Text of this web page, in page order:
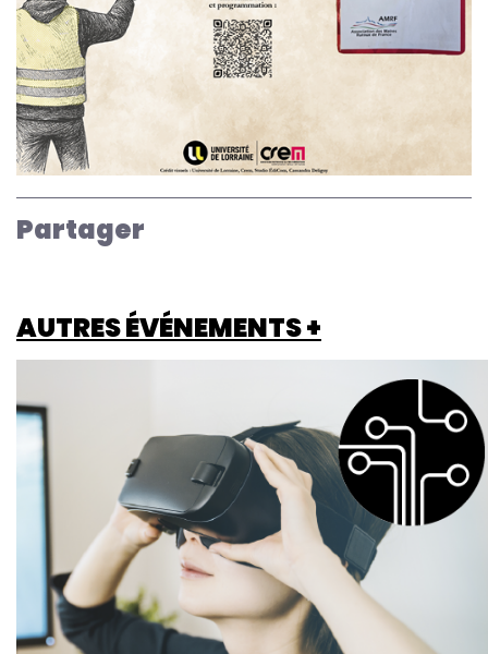
Partager
AUTRES ÉVÉNEMENTS +